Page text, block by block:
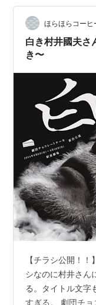
れに翻弄された芸
チョコレートケー
ほらほらコー
白き村井國夫さ
き〜
【チラシ公開！
シなのに村井さん
る。タイトル文字
すぎる。 劇団チ